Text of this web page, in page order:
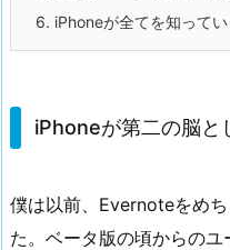
6. iPhoneが全てを知ってい
iPhoneが第二の脳と
僕は以前、Evernoteをめ
た。ベータ版の頃からの